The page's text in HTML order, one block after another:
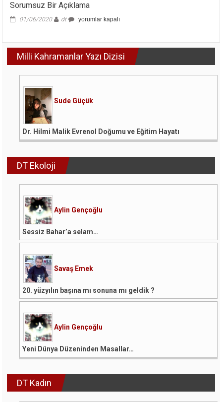
Sorumsuz Bir Açıklama
01/06/2020 dt
Sorumsuz
yorumlar kapalı
Milli Kahramanlar Yazı Dizisi
Sude Güçük
Dr. Hilmi Malik Evrenol Doğumu ve Eğitim Hayatı
DT Ekoloji
Aylin Gençoğlu
Sessiz Bahar’a selam…
Savaş Emek
20. yüzyılın başına mı sonuna mı geldik ?
Aylin Gençoğlu
Yeni Dünya Düzeninden Masallar…
DT Kadın